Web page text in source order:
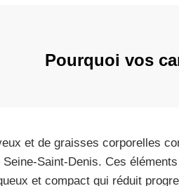
Pourquoi vos
et de graisses corporelles
Saint-Denis. Ces
et compact qui réduit